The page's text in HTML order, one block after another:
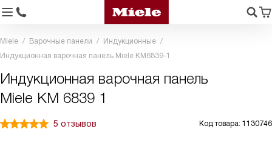
Miele Варочные панели
Индукционные
Индукционная варочная панель Miele KM6839-1
Индукционная варочная панель
Miele KM 6839 1
5 отзывов Код товара: 1130746